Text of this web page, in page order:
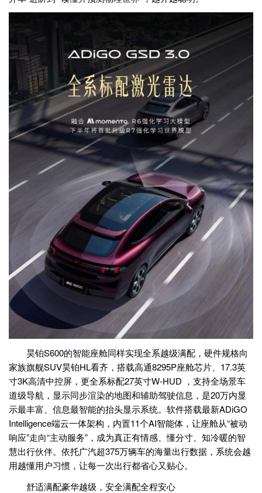
昊铂S600的智能座舱同样实现全系越级满配，硬件规格向
家族旗舰SUV昊铂HL看齐，搭载高通8295P座舱芯片、17.3英
寸3K高清中控屏，更全系标配27英寸W-HUD ，支持全场景车
道级导航，显示同步渲染的地图和辅助驾驶信息，是20万内显
示最丰富、信息最智能的抬头显示系统。软件搭载最新ADiGO
Intelligence端云一体架构，内置11个AI智能体，让座舱从“被动
响应”走向“主动服务”，成为真正有情感、懂分寸、知冷暖的智
慧出行伙伴。依托广汽超375万辆车的海量出行数据，系统会越
用越懂用户习惯，让每一次出行都省心又贴心。
舒适满配豪华越级，安全满配全程安心